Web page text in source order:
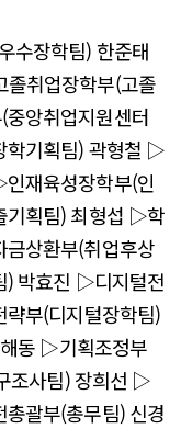
수장학팀) 한준태
취업장학부(고졸
앙취업지원센터
학기획팀) 곽형철 ▷
재육성장학부(인
기획팀) 최형섭 ▷학
상환부(취업후상
) 박효진 ▷디지털전
부(디지털장학팀)
동 ▷기획조정부
조사팀) 장희선 ▷
괄부(총무팀) 신경